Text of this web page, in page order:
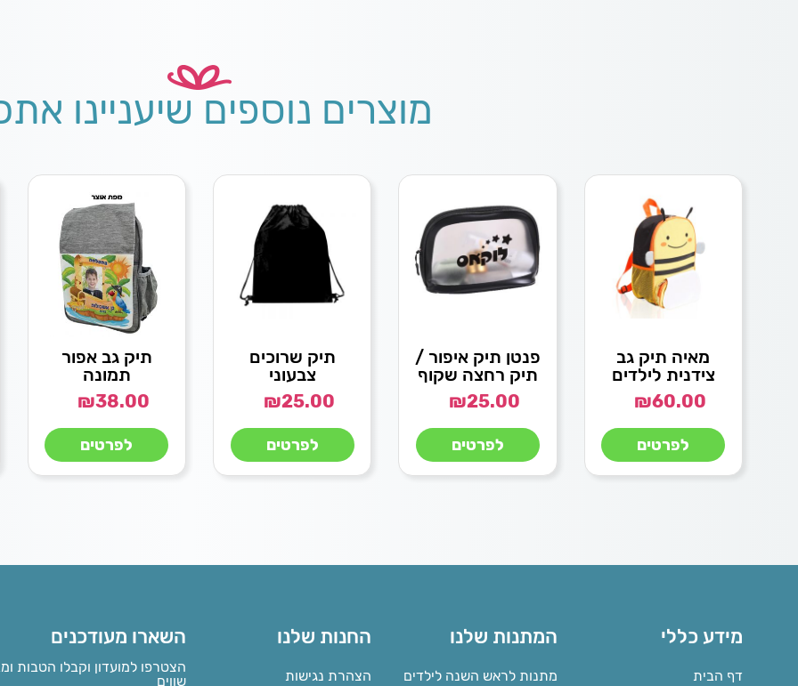
מוצרים נוספים שיעניינו
מאיה תיק גב
צידנית לילדים
₪60.00
לפרטים
פנטן תיק איפור /
תיק רחצה שקוף
₪25.00
לפרטים
תיק שרוכים
צבעוני
₪25.00
לפרטים
תיק גב אפור
תמונה
₪38.00
לפרטים
מידע כללי
דף הבית
המתנות שלנו
מתנות לראש השנה לילדים
החנות שלנו
הצהרת נגישות
השארו מעודכנים
הצטרפו למועדון וקבלו הטבות
שווים